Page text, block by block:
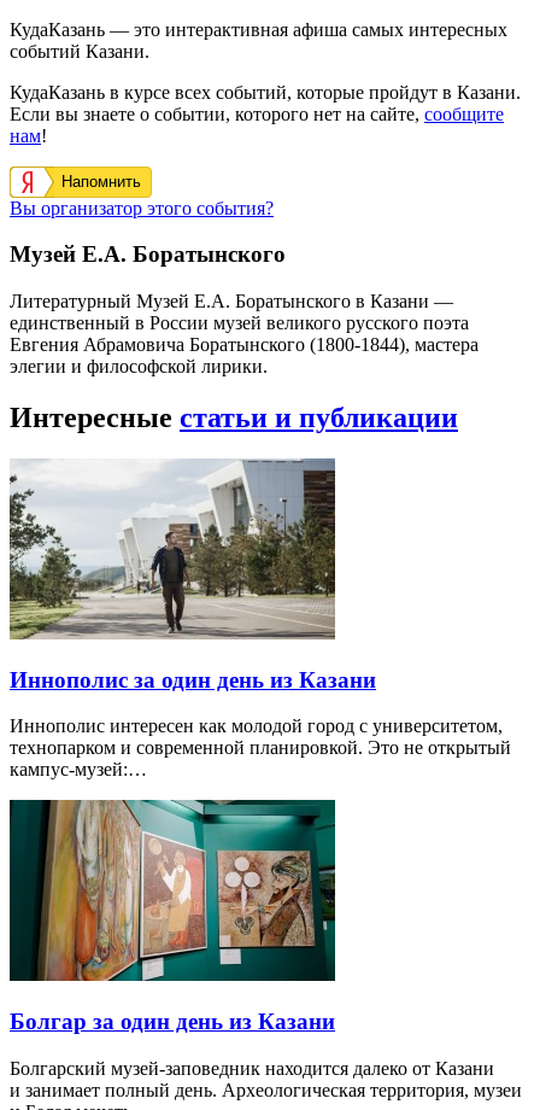
КудаКазань — это интерактивная афиша самых интересных
событий Казани.
КудаКазань в курсе всех событий, которые пройдут в Казани.
Если вы знаете о событии, которого нет на сайте, сообщите
нам!
Напомнить
Вы организатор этого события?
Музей Е.А. Боратынского
Литературный Музей Е.А. Боратынского в Казани —
единственный в России музей великого русского поэта
Евгения Абрамовича Боратынского (1800-1844), мастера
элегии и философской лирики.
Интересные статьи и публикации
Иннополис за один день из Казани
Иннополис интересен как молодой город с университетом,
технопарком и современной планировкой. Это не открытый
кампус-музей:…
Болгар за один день из Казани
Болгарский музей-заповедник находится далеко от Казани
и занимает полный день. Археологическая территория, музеи